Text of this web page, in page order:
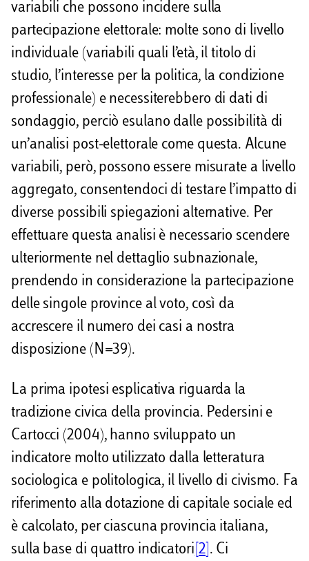
variabili che possono incidere sulla
partecipazione elettorale: molte sono di livello
individuale (variabili quali l’età, il titolo di
studio, l’interesse per la politica, la condizione
professionale) e necessiterebbero di dati di
sondaggio, perciò esulano dalle possibilità di
un’analisi post-elettorale come questa. Alcune
variabili, però, possono essere misurate a livello
aggregato, consentendoci di testare l’impatto di
diverse possibili spiegazioni alternative. Per
effettuare questa analisi è necessario scendere
ulteriormente nel dettaglio subnazionale,
prendendo in considerazione la partecipazione
delle singole province al voto, così da
accrescere il numero dei casi a nostra
disposizione (N=39).
La prima ipotesi esplicativa riguarda la
tradizione civica della provincia. Pedersini e
Cartocci (2004), hanno sviluppato un
indicatore molto utilizzato dalla letteratura
sociologica e politologica, il livello di civismo. Fa
riferimento alla dotazione di capitale sociale ed
è calcolato, per ciascuna provincia italiana,
sulla base di quattro indicatori [2] . Ci